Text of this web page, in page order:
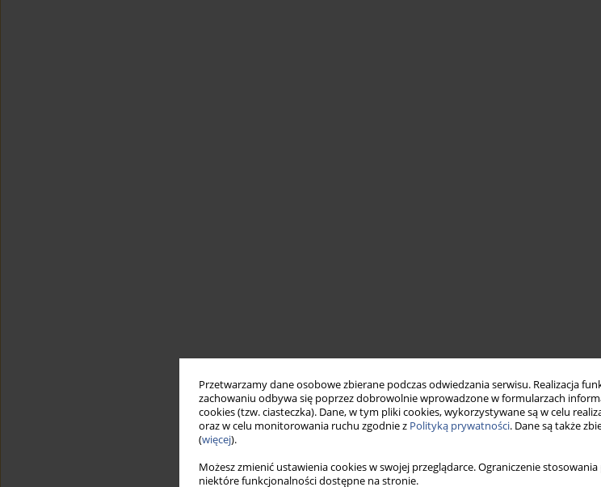
Przetwarzamy dane osobowe zbierane podczas odwiedzania serwisu. Realizacja
zachowaniu odbywa się poprzez dobrowolnie wprowadzone w formularzach
cookies (tzw. ciasteczka). Dane, w tym pliki cookies, wykorzystywane są w celu
oraz w celu monitorowania ruchu zgodnie z Polityką prywatności. Dane są także
(więcej).
Możesz zmienić ustawienia cookies w swojej przeglądarce. Ograniczenie
niektóre funkcjonalności dostępne na stronie.